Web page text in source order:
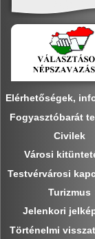
Elérhetőségek,
Fogyasztóbarát
Civilek
Városi
Testvérvárosi
Turizmus
Jelenkori
Történelmi